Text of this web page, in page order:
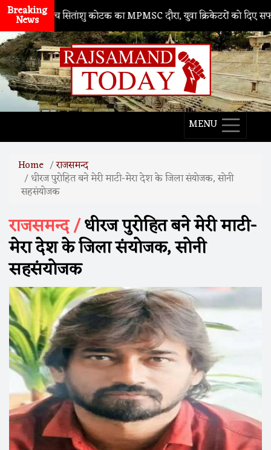
Breaking
News
कोच सितांशु कोटक का MPMSC दौरा, युवा क्रिकेटरों को दिए सफलता के
MENU
Home राजसमन्द
धीरज पुरोहित बने मेरी माटी-मेरा देश के जिला संयोजक, सोनी
सहसंयोजक
राजसमन्द /धीरज पुरोहित बने मेरी माटी-
मेरा देश के जिला संयोजक, सोनी
सहसंयोजक